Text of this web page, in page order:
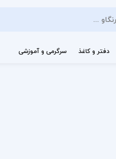
دفتر و کاغذ سرگرمی و آموزشی